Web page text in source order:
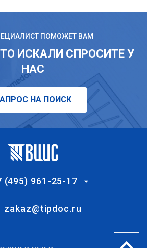
ПОМОЖЕТ ВАМ
ИСКАЛИ СПРОСИТЕ У
НАС
НА ПОИСК
(495) 961-25-17
zakaz@tipdoc.ru